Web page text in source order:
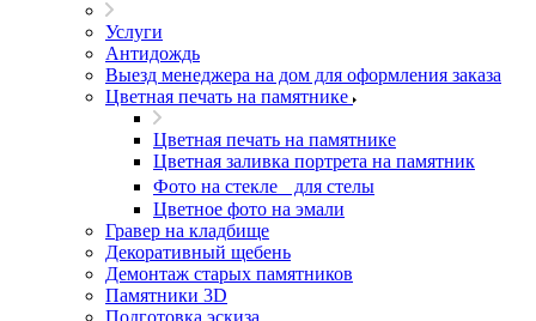
Услуги
Антидождь
Выезд менеджера на дом для оформления заказа
Цветная печать на памятнике
Цветная печать на памятнике
Цветная заливка портрета на памятник
Фото на стекле для стелы
Цветное фото на эмали
Гравер на кладбище
Декоративный щебень
Демонтаж старых памятников
Памятники 3D
Подготовка эскиза